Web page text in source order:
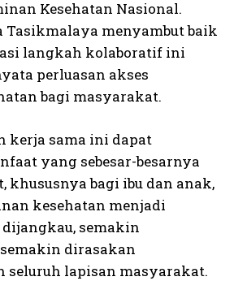
Kesehatan Nasional.
Tasikmalaya menyambut baik
langkah kolaboratif ini
perluasan akses
bagi masyarakat.
kerja sama ini dapat
yang sebesar-besarnya
khususnya bagi ibu dan anak,
kesehatan menjadi
semakin
dirasakan
seluruh lapisan masyarakat.